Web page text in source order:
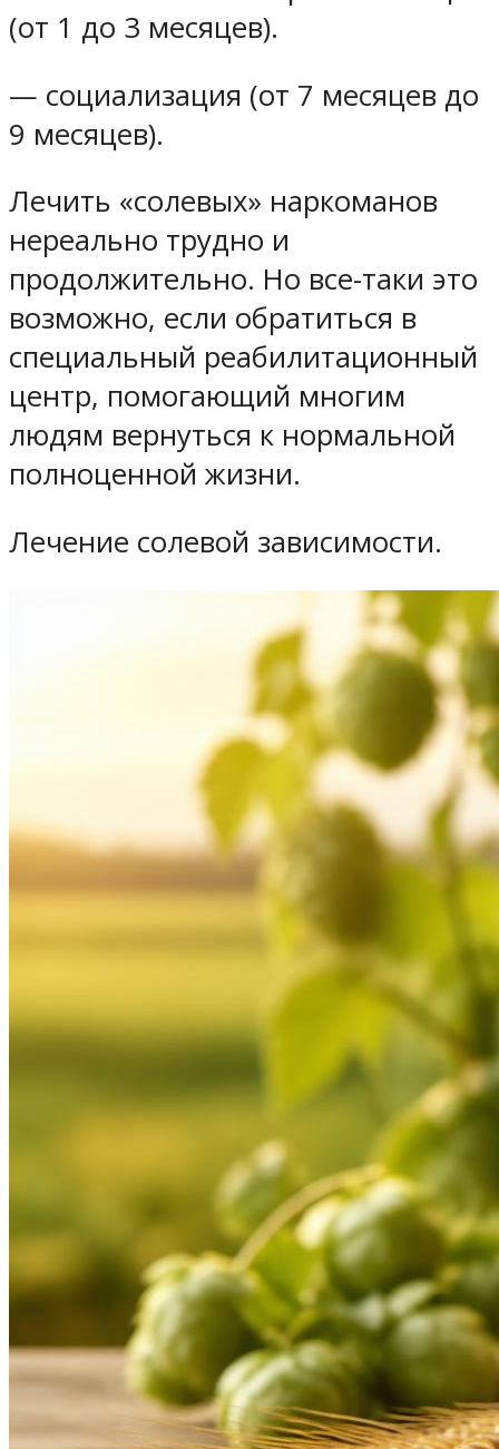
(от 1 до 3 месяцев).
— социализация (от 7 месяцев до
9 месяцев).
Лечить «солевых» наркоманов
нереально трудно и
продолжительно. Но все-таки это
возможно, если обратиться в
специальный реабилитационный
центр, помогающий многим
людям вернуться к нормальной
полноценной жизни.
Лечение солевой зависимости.